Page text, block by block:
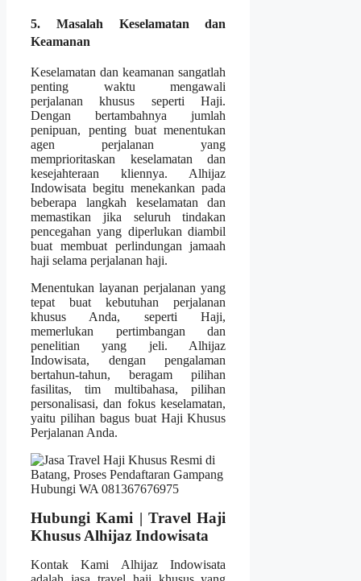
5. Masalah Keselamatan dan
Keamanan
Keselamatan dan keamanan sangatlah
penting waktu mengawali
perjalanan khusus seperti Haji.
Dengan bertambahnya jumlah
penipuan, penting buat menentukan
agen perjalanan yang
memprioritaskan keselamatan dan
kesejahteraan kliennya. Alhijaz
Indowisata begitu menekankan pada
beberapa langkah keselamatan dan
memastikan jika seluruh tindakan
pencegahan yang diperlukan diambil
buat membuat perlindungan jamaah
haji selama perjalanan haji.
Menentukan layanan perjalanan yang
tepat buat kebutuhan perjalanan
khusus Anda, seperti Haji,
memerlukan pertimbangan dan
penelitian yang jeli. Alhijaz
Indowisata, dengan pengalaman
bertahun-tahun, beragam pilihan
fasilitas, tim multibahasa, pilihan
personalisasi, dan fokus keselamatan,
yaitu pilihan bagus buat Haji Khusus
Perjalanan Anda.
Hubungi Kami | Travel Haji
Khusus Alhijaz Indowisata
Kontak Kami Alhijaz Indowisata